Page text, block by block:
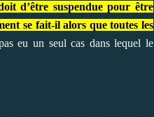
d’être suspendue pour être
se fait-il alors que toutes les
eu un seul cas dans lequel le